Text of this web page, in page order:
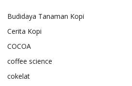
Budidaya Tanaman Kopi
Cerita Kopi
COCOA
coffee science
cokelat